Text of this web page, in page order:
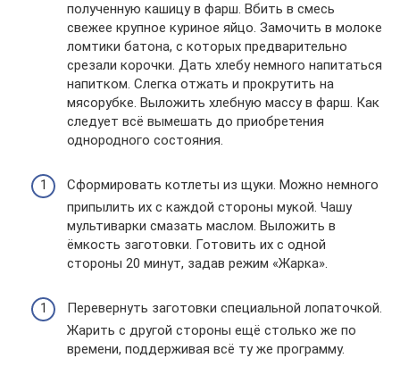
полученную кашицу в фарш. Вбить в смесь
свежее крупное куриное яйцо. Замочить в молоке
ломтики батона, с которых предварительно
срезали корочки. Дать хлебу немного напитаться
напитком. Слегка отжать и прокрутить на
мясорубке. Выложить хлебную массу в фарш. Как
следует всё вымешать до приобретения
однородного состояния.
Сформировать котлеты из щуки. Можно немного
припылить их с каждой стороны мукой. Чашу
мультиварки смазать маслом. Выложить в
ёмкость заготовки. Готовить их с одной
стороны 20 минут, задав режим «Жарка».
Перевернуть заготовки специальной лопаточкой.
Жарить с другой стороны ещё столько же по
времени, поддерживая всё ту же программу.